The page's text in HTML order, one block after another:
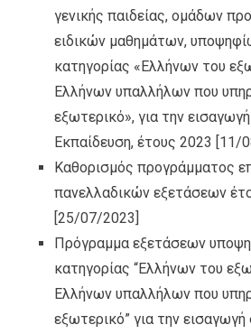
γενικής παιδείας, ομάδων
ειδικών μαθημάτων,
κατηγορίας «Ελλήνων του
Ελλήνων υπαλλήλων που
εξωτερικό», για την
Εκπαίδευση, έτους 2023 [11/
Καθορισμός προγράμματος
πανελλαδικών εξετάσεων
[25/07/2023]
Πρόγραμμα εξετάσεων
κατηγορίας “Ελλήνων του
Ελλήνων υπαλλήλων που
εξωτερικό” για την